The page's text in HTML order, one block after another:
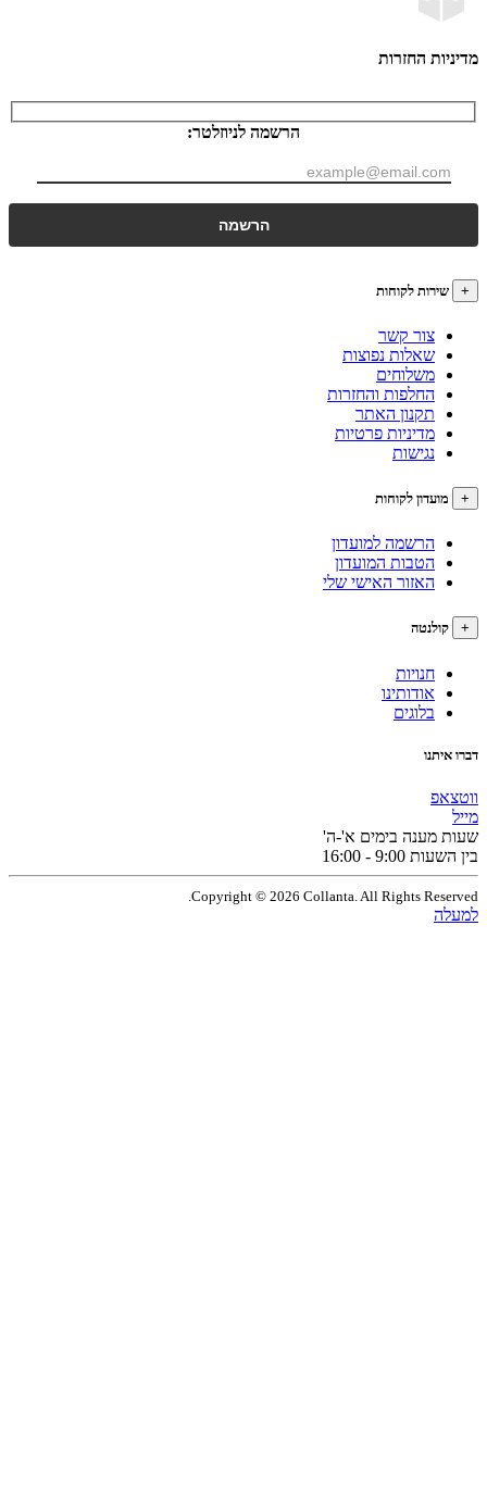
החזרות
הרשמה לניוזלטר:
לקוחות
צור קשר
שאלות נפוצות
משלוחים
החלפות והחזרות
תקנון האתר
מדיניות פרטיות
נגישות
לקוחות
הרשמה למועדון
הטבות המועדון
האזור האישי שלי
חנויות
אודותינו
בלוגים
מענה בימים א'-ה'
- 16:00
Copyright © 2026 Collanta. All Rights